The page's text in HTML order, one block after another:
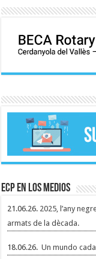
ECP en los medios
21.06.26. 2025, l’any
armats de la dècada.
18.06.26.Un mundo